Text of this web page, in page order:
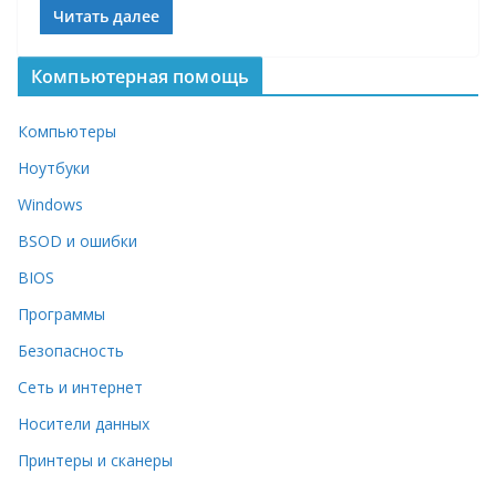
Читать далее
Компьютерная помощь
Компьютеры
Ноутбуки
Windows
BSOD и ошибки
BIOS
Программы
Безопасность
Сеть и интернет
Носители данных
Принтеры и сканеры